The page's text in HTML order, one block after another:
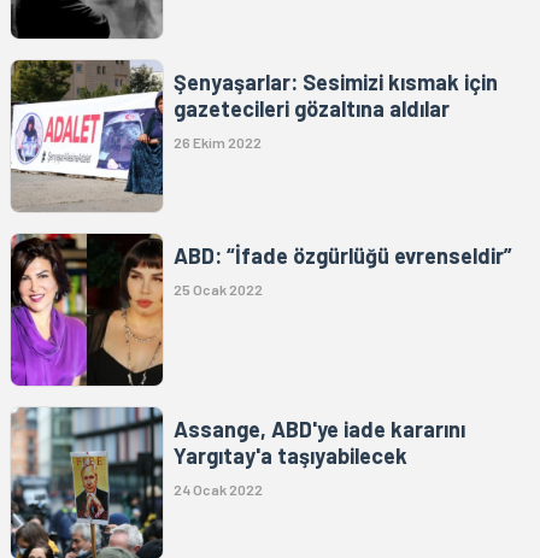
Şenyaşarlar: Sesimizi kısmak için
gazetecileri gözaltına aldılar
26 Ekim 2022
ABD: “İfade özgürlüğü evrenseldir”
25 Ocak 2022
Assange, ABD'ye iade kararını
Yargıtay'a taşıyabilecek
24 Ocak 2022